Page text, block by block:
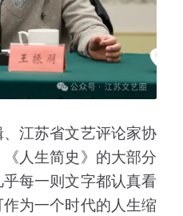
江苏省文艺评论家协
人生简史》的大部分
每一则文字都认真看
为一个时代的人生缩